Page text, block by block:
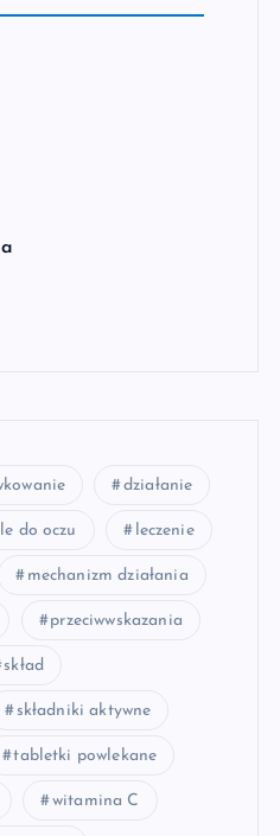
działanie
do oczu leczenie
mechanizm działania
przeciwwskazania
skład
składniki aktywne
tabletki powlekane
witamina C